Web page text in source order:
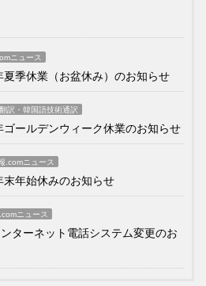
ニュース
季休業（お盆休み）のお知らせ
訳・韓国語技術通訳
ールデンウィーク休業のお知らせ
.comニュース
年始休みのお知らせ
ニュース
ターネット電話システム変更のお